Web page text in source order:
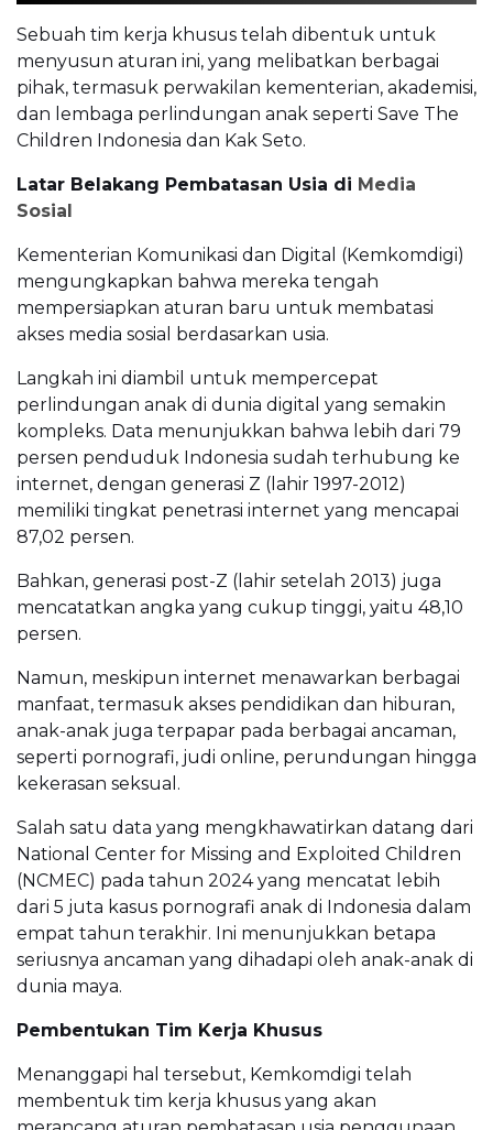
Sebuah tim kerja khusus telah dibentuk untuk
menyusun aturan ini, yang melibatkan berbagai
pihak, termasuk perwakilan kementerian, akademisi,
dan lembaga perlindungan anak seperti Save The
Children Indonesia dan Kak Seto.
Latar Belakang Pembatasan Usia di Media
Sosial
Kementerian Komunikasi dan Digital (Kemkomdigi)
mengungkapkan bahwa mereka tengah
mempersiapkan aturan baru untuk membatasi
akses media sosial berdasarkan usia.
Langkah ini diambil untuk mempercepat
perlindungan anak di dunia digital yang semakin
kompleks. Data menunjukkan bahwa lebih dari 79
persen penduduk Indonesia sudah terhubung ke
internet, dengan generasi Z (lahir 1997-2012)
memiliki tingkat penetrasi internet yang mencapai
87,02 persen.
Bahkan, generasi post-Z (lahir setelah 2013) juga
mencatatkan angka yang cukup tinggi, yaitu 48,10
persen.
Namun, meskipun internet menawarkan berbagai
manfaat, termasuk akses pendidikan dan hiburan,
anak-anak juga terpapar pada berbagai ancaman,
seperti pornografi, judi online, perundungan hingga
kekerasan seksual.
Salah satu data yang mengkhawatirkan datang dari
National Center for Missing and Exploited Children
(NCMEC) pada tahun 2024 yang mencatat lebih
dari 5 juta kasus pornografi anak di Indonesia dalam
empat tahun terakhir. Ini menunjukkan betapa
seriusnya ancaman yang dihadapi oleh anak-anak di
dunia maya.
Pembentukan Tim Kerja Khusus
Menanggapi hal tersebut, Kemkomdigi telah
membentuk tim kerja khusus yang akan